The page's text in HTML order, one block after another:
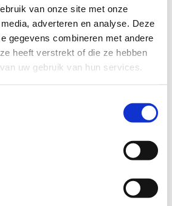
van onze site met onze
adverteren en analyse. Deze
gegevens combineren met andere
heeft verstrekt of die ze hebben
uw gebruik van hun services.
opleiding, persconferentie,...